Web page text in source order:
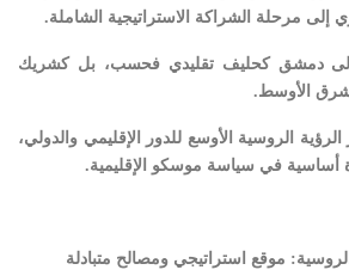
إلى مرحلة الشراكة الاستراتيجية الشاملة.
دمشق كحليف تقليدي فحسب، بل كشريك
الأوسط.
الروسية الأوسع للدور الإقليمي والدولي،
في سياسة موسكو الإقليمية.
موقع استراتيجي ومصالح متبادلة